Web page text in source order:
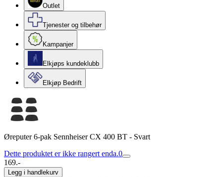
Outlet
Tjenester og tilbehør
Kampanjer
Elkjøps kundeklubb
Elkjøp Bedrift
Øreputer 6-pak Sennheiser CX 400 BT - Svart
Dette produktet er ikke rangert enda.0
169.-
Legg i handlekurv